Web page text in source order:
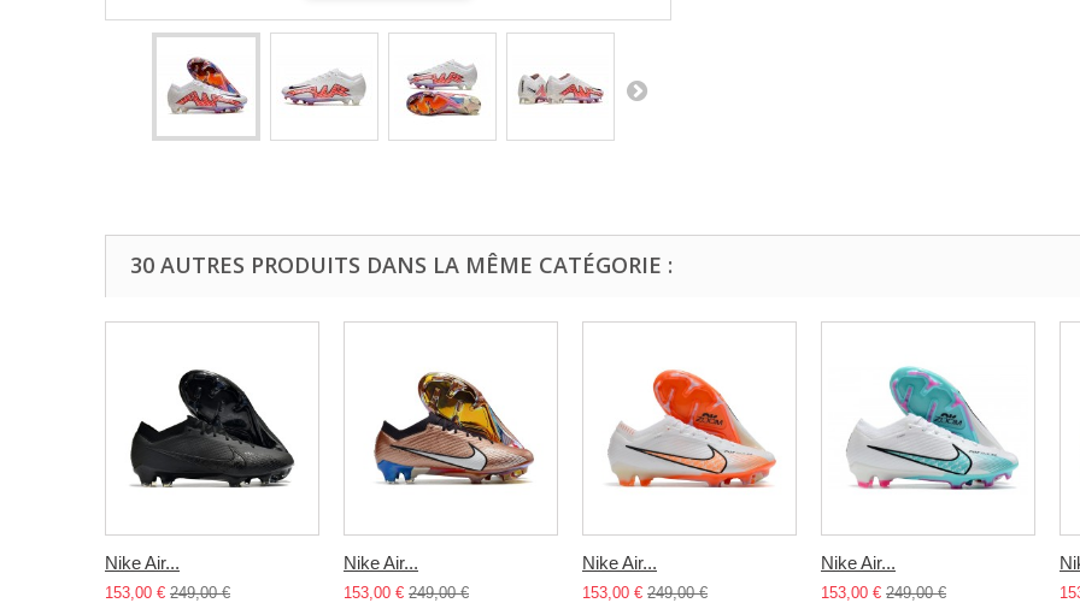
30 AUTRES PRODUITS DANS LA MÊME CATÉGORIE :
Nike Air...
153,00 € 249,00 €
Nike Air...
153,00 € 249,00 €
Nike Air...
153,00 € 249,00 €
Nike Air...
153,00 € 249,00 €